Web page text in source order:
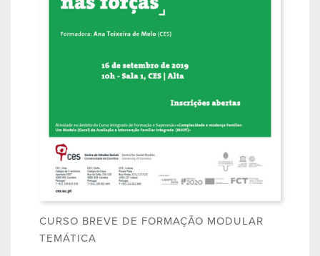
CURSO BREVE DE FORMAÇÃO MODULAR
TEMÁTICA